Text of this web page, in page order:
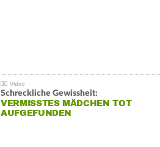
Schreckliche Gewissheit:
VERMISSTES MÄDCHEN TOT
AUFGEFUNDEN